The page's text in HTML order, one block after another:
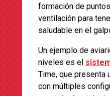
formación de
ventilación para
saludable en el
Un ejemplo de
niveles es el
Time, que presenta
con múltiples